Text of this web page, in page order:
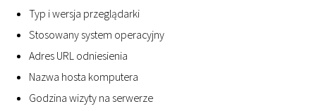
Typ i wersja przeglądarki
Stosowany system operacyjny
Adres URL odniesienia
Nazwa hosta komputera
Godzina wizyty na serwerze